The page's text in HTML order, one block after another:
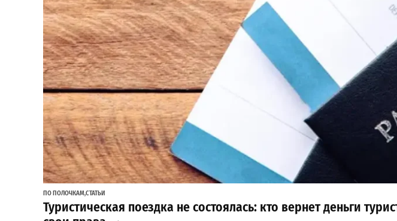
ПО ПОЛОЧКАМ,СТАТЬИ
Туристическая поездка не состоялась: кто вернет деньги